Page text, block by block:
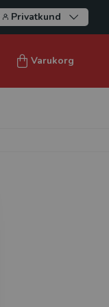
Privatkund
Varukorg